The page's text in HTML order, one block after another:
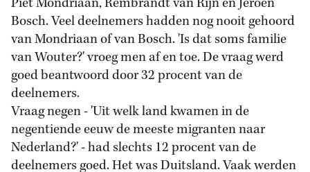
Bosch. Veel deelnemers hadden nog nooit gehoord
van Mondriaan of van Bosch. 'Is dat soms familie
van Wouter?' vroeg men af en toe. De vraag werd
goed beantwoord door 32 procent van de
deelnemers.
Vraag negen - 'Uit welk land kwamen in de
negentiende eeuw de meeste migranten naar
Nederland?' - had slechts 12 procent van de
deelnemers goed. Het was Duitsland. Vaak werden